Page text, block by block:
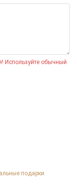
Используйте обычный
подарки
2